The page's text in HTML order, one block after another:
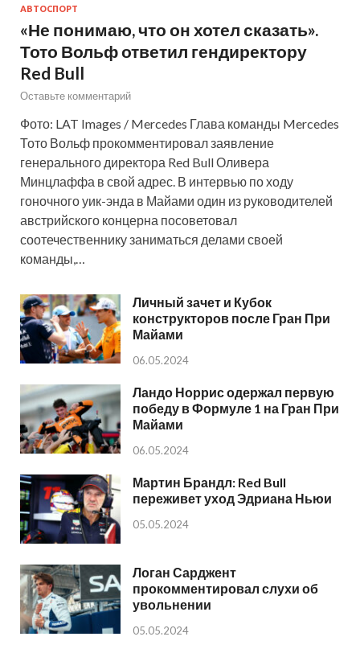
АВТОСПОРТ
«Не понимаю, что он хотел сказать».
Тото Вольф ответил гендиректору
Red Bull
Оставьте комментарий
Фото: LAT Images / Mercedes Глава команды Mercedes
Тото Вольф прокомментировал заявление
генерального директора Red Bull Оливера
Минцлаффа в свой адрес. В интервью по ходу
гоночного уик-энда в Майами один из руководителей
австрийского концерна посоветовал
соотечественнику заниматься делами своей
команды,…
Личный зачет и Кубок
конструкторов после Гран При
Майами
06.05.2024
Ландо Норрис одержал первую
победу в Формуле 1 на Гран При
Майами
06.05.2024
Мартин Брандл: Red Bull
переживет уход Эдриана Ньюи
05.05.2024
Логан Сарджент
прокомментировал слухи об
увольнении
05.05.2024